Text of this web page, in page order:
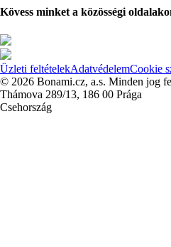
Kövess minket a közösségi
Üzleti feltételekAdatvédelemCookie
© 2026 Bonami.cz, a.s. Minden jog
Thámova 289/13, 186 00 Prága
Csehország